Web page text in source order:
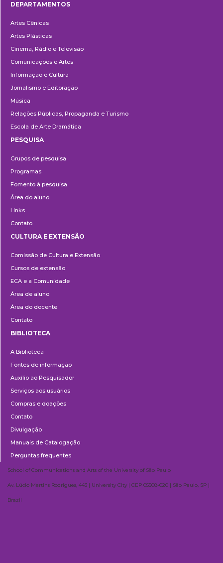
DEPARTAMENTOS
Artes Cênicas
Artes Plásticas
Cinema, Rádio e Televisão
Comunicações e Artes
Informação e Cultura
Jornalismo e Editoração
Música
Relações Públicas, Propaganda e Turismo
Escola de Arte Dramática
PESQUISA
Grupos de pesquisa
Programas
Fomento à pesquisa
Área do aluno
Links
Contato
e
Extensão
CULTURA E EXTENSÃO
Comissão de Cultura e Extensão
Cursos de extensão
ECA e a Comunidade
Área de aluno
Área do docente
Contato
BIBLIOTECA
A Biblioteca
Fontes de informação
Auxílio ao Pesquisador
Serviços aos usuários
Compras e doações
Contato
Divulgação
Manuais de Catalogação
Perguntas frequentes
School of Communications and Arts of the University of São Paulo
Av. Lúcio Martins Rodrigues, 443 | University City | CEP 05508-020 | São Paulo, SP |
Brazil